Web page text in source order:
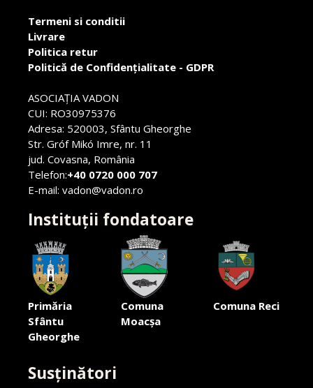
Termeni si conditii
Livrare
Politica retur
Politică de Confidențialitate - GDPR
ASOCIAŢIA VADON
CUI: RO30975376
Adresa: 520003, Sfântu Gheorghe
Str. Gróf Mikó Imre, nr. 11
jud. Covasna, România
Telefon:+40 0720 000 707
E-mail: vadon@vadon.ro
Instituții fondatoare
Primăria
Sfântu
Gheorghe
Comuna
Moacșa
Comuna Reci
Susținători